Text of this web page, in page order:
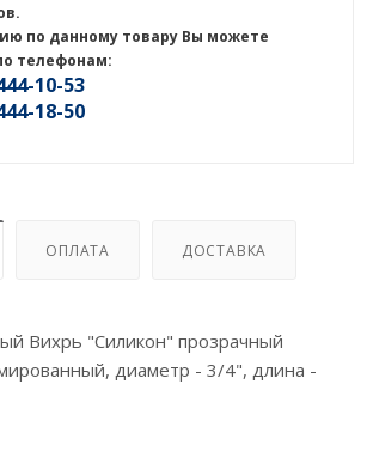
по данному товару Вы можете
телефонам:
10-53
18-50
ОПЛАТА ДОСТАВКА
Вихрь "Силикон" прозрачный
диаметр - 3/4", длина -